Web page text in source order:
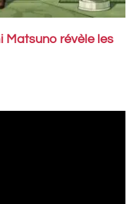
Matsuno révèle les